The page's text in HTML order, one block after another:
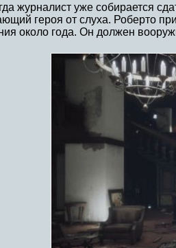
журналист уже собирается
героя от слуха. Роберто
около года. Он должен